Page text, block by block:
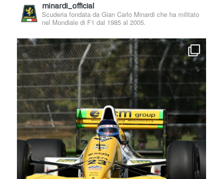
minardi_official
Scuderia fondata da Gian Carlo Minardi che ha militato
nel Mondiale di F1 dal 1985 al 2005.